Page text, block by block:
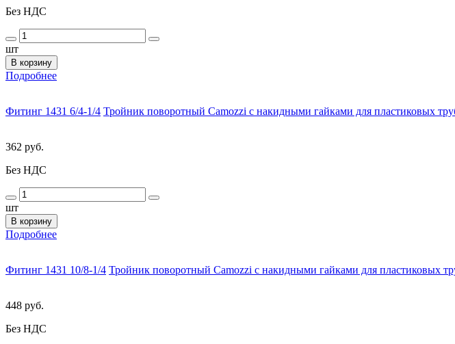
Без НДС
шт
В корзину
Подробнее
Фитинг 1431 6/4-1/4 Тройник поворотный Camozzi с накидными гайками для пластиковых
362 руб.
Без НДС
шт
В корзину
Подробнее
Фитинг 1431 10/8-1/4 Тройник поворотный Camozzi с накидными гайками для пластиковых
448 руб.
Без НДС